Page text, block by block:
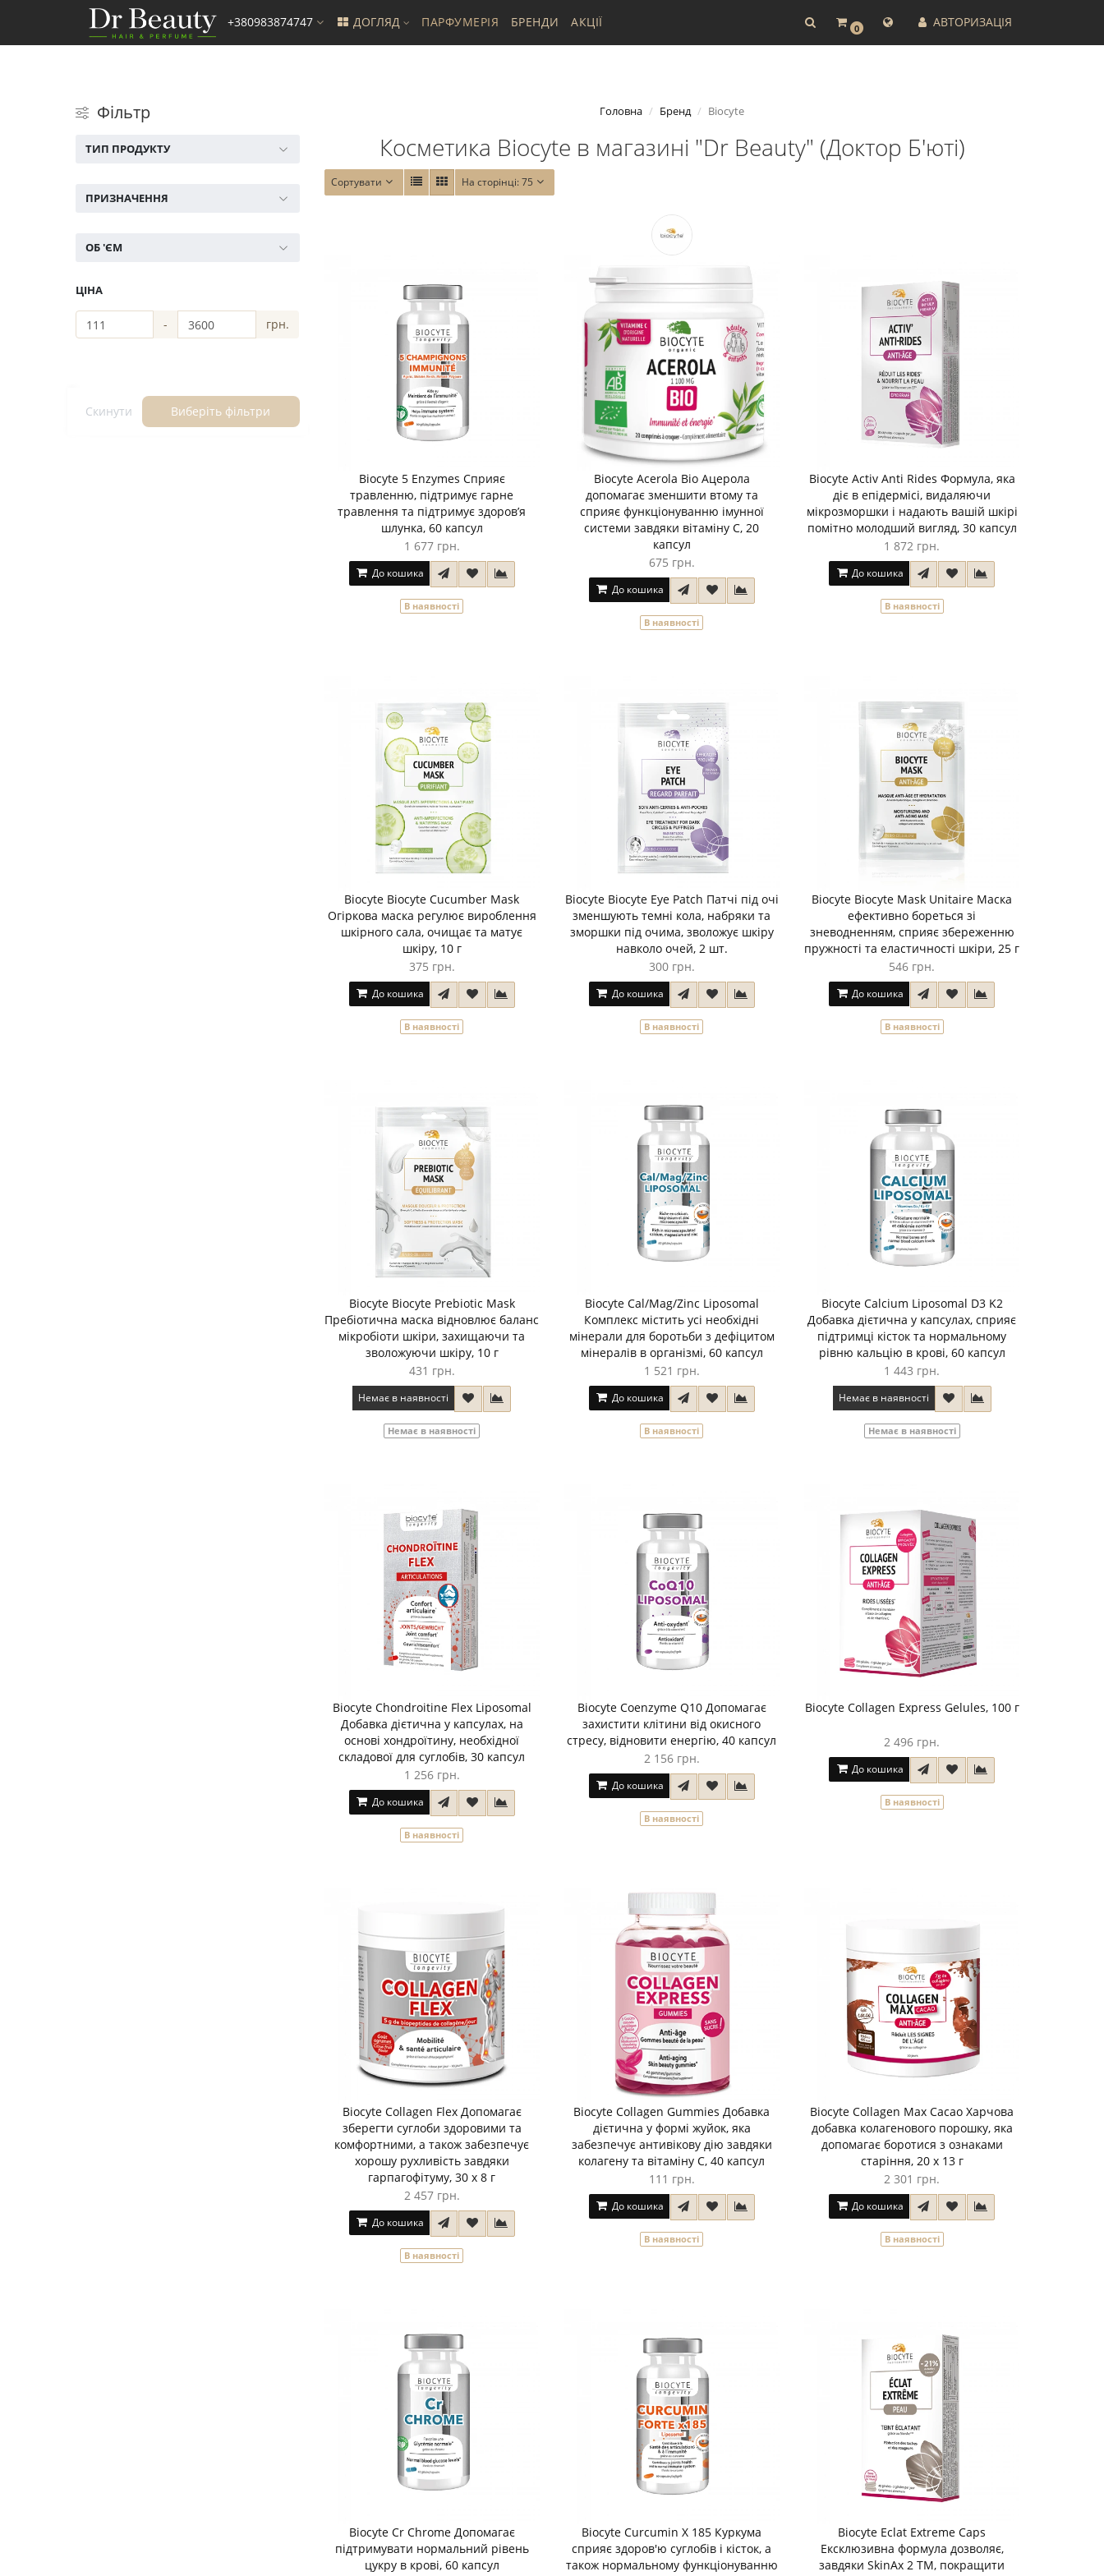
0 АВТОРИЗАЦІЯ
+380983874747 ДОГЛЯД ПАРФУМЕРІЯ БРЕНДИ АКЦІЇ
Фільтр
ТИП ПРОДУКТУ
ПРИЗНАЧЕННЯ
ОБ 'ЄМ
ЦІНА
- грн.
Скинути Виберіть фільтри
Головна Бренд Biocyte
Косметика Biocyte в магазині "Dr Beauty" (Доктор Б'юті)
Сортувати На сторінці:75
Biocyte 5 Enzymes Сприяє
травленню, підтримує гарне
травлення та підтримує здоров’я
шлунка, 60 капсул
1 677 грн.
До кошика
В наявності
Biocyte Acerola Bio Aцерола
допомагає зменшити втому та
сприяє функціонуванню імунної
системи завдяки вітаміну C, 20
капсул
675 грн.
До кошика
В наявності
Biocyte Activ Anti Rides Формула, яка
діє в епідермісі, видаляючи
мікрозморшки і надають вашій шкірі
помітно молодший вигляд, 30 капсул
1 872 грн.
До кошика
В наявності
Biocyte Biocyte Cucumber Mask
Огіркова маска регулює вироблення
шкірного сала, очищає та матує
шкіру, 10 г
375 грн.
До кошика
В наявності
Biocyte Biocyte Eye Patch Патчі під очі
зменшують темні кола, набряки та
зморшки під очима, зволожує шкіру
навколо очей, 2 шт.
300 грн.
До кошика
В наявності
Biocyte Biocyte Mask Unitaire Маска
ефективно бореться зі
зневодненням, сприяє збереженню
пружності та еластичності шкіри, 25 г
546 грн.
До кошика
В наявності
Biocyte Biocyte Prebiotic Mask
Пребіотична маска відновлює баланс
мікробіоти шкіри, захищаючи та
зволожуючи шкіру, 10 г
431 грн.
Немає в наявності
Немає в наявності
Biocyte Cal/Mag/Zinc Liposomal
Комплекс містить усі необхідні
мінерали для боротьби з дефіцитом
мінералів в організмі, 60 капсул
1 521 грн.
До кошика
В наявності
Biocyte Calcium Liposomal D3 K2
Добавка дієтична у капсулах, сприяє
підтримці кісток та нормальному
рівню кальцію в крові, 60 капсул
1 443 грн.
Немає в наявності
Немає в наявності
Biocyte Chondroitine Flex Liposomal
Добавка дієтична у капсулах, на
основі хондроїтину, необхідної
складової для суглобів, 30 капсул
1 256 грн.
До кошика
В наявності
Biocyte Coenzyme Q10 Допомагає
захистити клітини від окисного
стресу, відновити енергію, 40 капсул
2 156 грн.
До кошика
В наявності
Biocyte Collagen Express Gelules, 100 г
2 496 грн.
До кошика
В наявності
Biocyte Collagen Flex Допомагає
зберегти суглоби здоровими та
комфортними, а також забезпечує
хорошу рухливість завдяки
гарпагофітуму, 30 х 8 г
2 457 грн.
До кошика
В наявності
Biocyte Collagen Gummies Добавка
дієтична у формі жуйок, яка
забезпечує антивікову дію завдяки
колагену та вітаміну С, 40 капсул
111 грн.
До кошика
В наявності
Biocyte Collagen Max Cacao Харчова
добавка колагенового порошку, яка
допомагає боротися з ознаками
старіння, 20 х 13 г
2 301 грн.
До кошика
В наявності
Biocyte Cr Chrome Допомагає
підтримувати нормальний рівень
цукру в крові, 60 капсул
Biocyte Curcumin X 185 Куркума
сприяє здоров'ю суглобів і кісток, а
також нормальному функціонуванню
Biocyte Eclat Extreme Caps
Ексклюзивна формула дозволяє,
завдяки SkinAx 2 TM, покращити